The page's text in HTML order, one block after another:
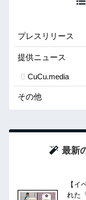
プレスリリース
提供ニュース
CuCu.media
その他
最新
【イ
れた